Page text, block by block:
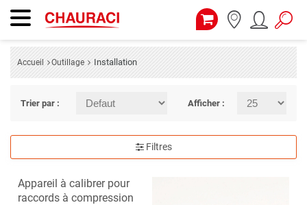
Accueil Outillage Installation
Trier par : Afficher :
Filtres
Appareil à calibrer pour
raccords à compression